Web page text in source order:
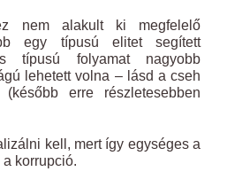
nem alakult ki megfelelő
egy típusú elitet segített
típusú folyamat nagyobb
lehetett volna – lásd a cseh
(később erre részletesebben
kell, mert így egységes a
korrupció.